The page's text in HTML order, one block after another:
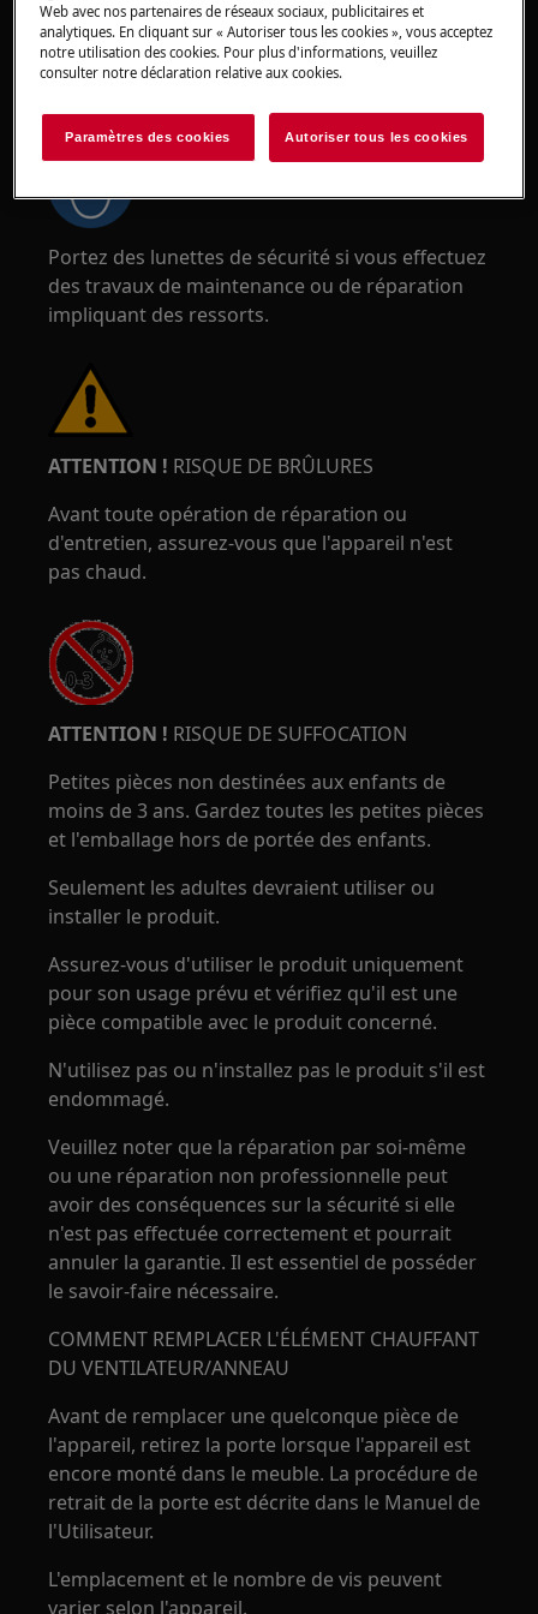
Portez des lunettes de sécurité si vous effectuez
des travaux de maintenance ou de réparation
impliquant des ressorts.
ATTENTION ! RISQUE DE BRÛLURES
Avant toute opération de réparation ou
d'entretien, assurez-vous que l'appareil n'est
pas chaud.
ATTENTION ! RISQUE DE SUFFOCATION
Petites pièces non destinées aux enfants de
moins de 3 ans. Gardez toutes les petites pièces
et l'emballage hors de portée des enfants.
Seulement les adultes devraient utiliser ou
installer le produit.
Assurez-vous d'utiliser le produit uniquement
pour son usage prévu et vérifiez qu'il est une
pièce compatible avec le produit concerné.
N'utilisez pas ou n'installez pas le produit s'il est
endommagé.
Veuillez noter que la réparation par soi-même
ou une réparation non professionnelle peut
avoir des conséquences sur la sécurité si elle
n'est pas effectuée correctement et pourrait
annuler la garantie. Il est essentiel de posséder
le savoir-faire nécessaire.
COMMENT REMPLACER L'ÉLÉMENT CHAUFFANT
DU VENTILATEUR/ANNEAU
Avant de remplacer une quelconque pièce de
l'appareil, retirez la porte lorsque l'appareil est
encore monté dans le meuble. La procédure de
retrait de la porte est décrite dans le Manuel de
l'Utilisateur.
L'emplacement et le nombre de vis peuvent
varier selon l'appareil.
Web avec nos partenaires de réseaux sociaux, publicitaires et
analytiques. En cliquant sur « Autoriser tous les cookies », vous acceptez
notre utilisation des cookies. Pour plus d'informations, veuillez
consulter notre déclaration relative aux cookies.
Paramètres des cookies Autoriser tous les cookies